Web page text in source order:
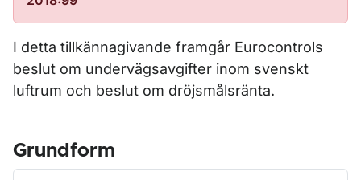
I detta tillkännagivande framgår Eurocontrols
beslut om undervägsavgifter inom svenskt
luftrum och beslut om dröjsmålsränta.
Grundform